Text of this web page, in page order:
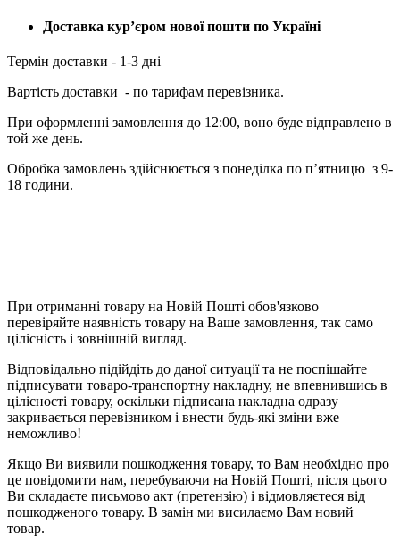
Доставка кур’єром нової пошти по Україні
Термін доставки - 1-3 дні
Вартість доставки - по тарифам перевізника.
При оформленні замовлення до 12:00, воно буде відправлено в
той же день.
Обробка замовлень здійснюється з понеділка по п’ятницю з 9-
18 години.
При отриманні товару на Новій Пошті обов'язково
перевіряйте наявність товару на Ваше замовлення, так само
цілісність і зовнішній вигляд.
Відповідально підійдіть до даної ситуації та не поспішайте
підписувати товаро-транспортну накладну, не впевнившись в
цілісності товару, оскільки підписана накладна одразу
закривається перевізником і внести будь-які зміни вже
неможливо!
Якщо Ви виявили пошкодження товару, то Вам необхідно про
це повідомити нам, перебуваючи на Новій Пошті, після цього
Ви складаєте письмово акт (претензію) і відмовляєтеся від
пошкодженого товару. В замін ми висилаємо Вам новий
товар.